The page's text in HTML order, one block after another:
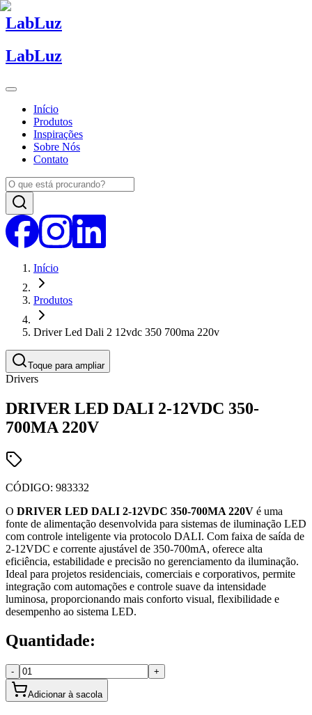
LabLuz
LabLuz
Início
Produtos
Inspirações
Sobre Nós
Contato
Início
Produtos
Driver Led Dali 2 12vdc 350 700ma 220v
Toque para ampliar
Drivers
DRIVER LED DALI 2-12VDC 350-
700MA 220V
CÓDIGO: 983332
O DRIVER LED DALI 2-12VDC 350-700MA 220V é uma
fonte de alimentação desenvolvida para sistemas de iluminação LED
com controle inteligente via protocolo DALI. Com faixa de saída de
2-12VDC e corrente ajustável de 350-700mA, oferece alta
eficiência, estabilidade e precisão no gerenciamento da iluminação.
Ideal para projetos residenciais, comerciais e corporativos, permite
integração com automações e controle suave da intensidade
luminosa, proporcionando mais conforto visual, flexibilidade e
desempenho ao sistema LED.
Quantidade:
- +
Adicionar à sacola